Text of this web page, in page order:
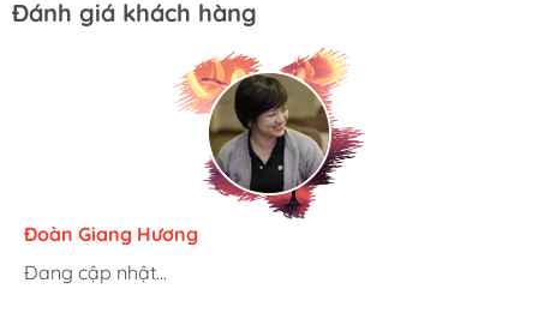
Đánh giá khách hàng
Hương Suri
Đang cập nhật...
Đoàn Giang Hương
Đang cập nhật...
Ngọc Anh
Đang cập nhật...